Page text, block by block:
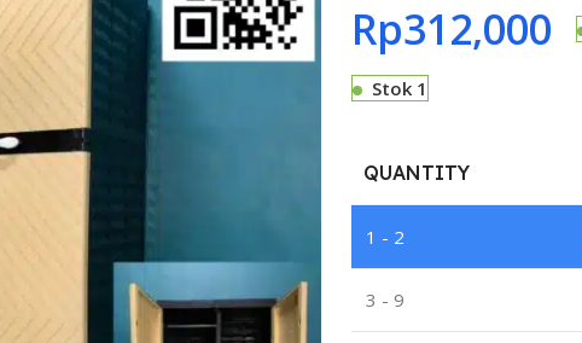
Rp312,000
Stok 1
QUANTITY
1 - 2
3 - 9